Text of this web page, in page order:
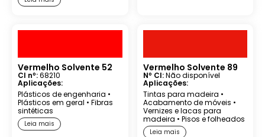
Vermelho Solvente 52
CI nº:68210
Aplicações:
Plásticos de engenharia •
Plásticos em geral • Fibras
sintéticas
Leia mais
Vermelho Solvente 89
Nº CI:Não disponível
Aplicações:
Tintas para madeira •
Acabamento de móveis •
Vernizes e lacas para
madeira • Pisos e folheados
Leia mais